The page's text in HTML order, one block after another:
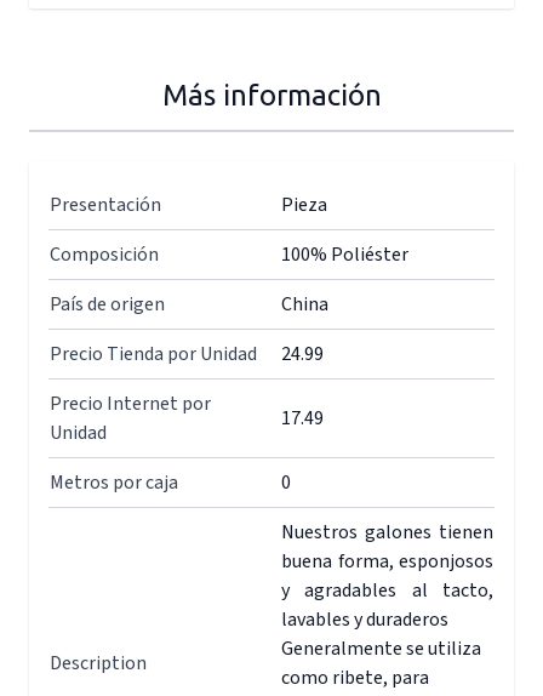
Más información
Presentación
Pieza
Composición
100% Poliéster
País de origen
China
Precio Tienda por Unidad
24.99
Precio Internet por
Unidad
17.49
Metros por caja 0
Description
Nuestros galones tienen
buena forma, esponjosos
y agradables al tacto,
lavables y duraderos
Generalmente se utiliza
como ribete, para